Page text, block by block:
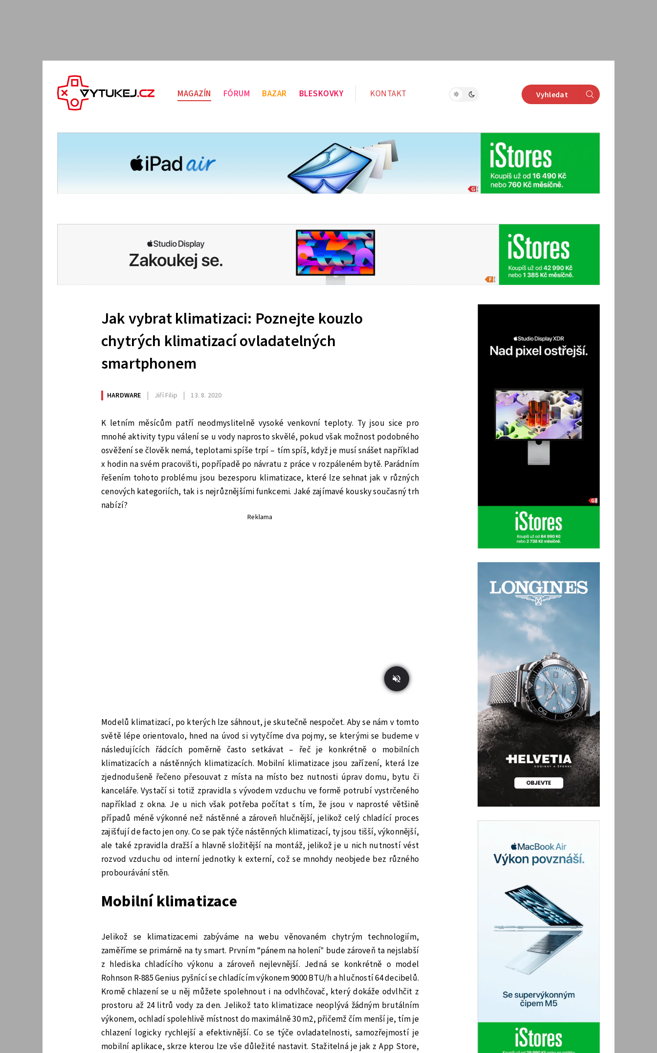
MAGAZÍN FÓRUM BAZAR BLESKOVKY KONTAKT Vyhledat
Jak vybrat klimatizaci: Poznejte kouzlo
chytrých klimatizací ovladatelných
smartphonem
HARDWARE Jiří Filip 13. 8. 2020
K letním měsícům patří neodmyslitelně vysoké venkovní teploty. Ty jsou sice pro
mnohé aktivity typu válení se u vody naprosto skvělé, pokud však možnost podobného
osvěžení se člověk nemá, teplotami spíše trpí – tím spíš, když je musí snášet například
x hodin na svém pracovišti, popřípadě po návratu z práce v rozpáleném bytě. Parádním
řešením tohoto problému jsou bezesporu klimatizace, které lze sehnat jak v různých
cenových kategoriích, tak i s nejrůznějšími funkcemi. Jaké zajímavé kousky současný trh
nabízí?
Reklama
Modelů klimatizací, po kterých lze sáhnout, je skutečně nespočet. Aby se nám v tomto
světě lépe orientovalo, hned na úvod si vytyčíme dva pojmy, se kterými se budeme v
následujících řádcích poměrně často setkávat – řeč je konkrétně o mobilních
klimatizacích a nástěnných klimatizacích. Mobilní klimatizace jsou zařízení, která lze
zjednodušeně řečeno přesouvat z místa na místo bez nutnosti úprav domu, bytu či
kanceláře. Vystačí si totiž zpravidla s vývodem vzduchu ve formě potrubí vystrčeného
například z okna. Je u nich však potřeba počítat s tím, že jsou v naprosté většině
případů méně výkonné než nástěnné a zároveň hlučnější, jelikož celý chladící proces
zajišťují de facto jen ony. Co se pak týče nástěnných klimatizací, ty jsou tišší, výkonnější,
ale také zpravidla dražší a hlavně složitější na montáž, jelikož je u nich nutností vést
rozvod vzduchu od interní jednotky k externí, což se mnohdy neobjede bez různého
probourávání stěn.
Mobilní klimatizace
Jelikož se klimatizacemi zabýváme na webu věnovaném chytrým technologiím,
zaměříme se primárně na ty smart. Prvním “pánem na holení” bude zároveň ta nejslabší
z hlediska chladícího výkonu a zároveň nejlevnější. Jedná se konkrétně o model
Rohnson R-885 Genius pyšnící se chladícím výkonem 9000 BTU/h a hlučností 64 decibelů.
Kromě chlazení se u něj můžete spolehnout i na odvlhčovač, který dokáže odvlhčit z
prostoru až 24 litrů vody za den. Jelikož tato klimatizace neoplývá žádným brutálním
výkonem, ochladí spolehlivě místnost do maximálně 30 m2, přičemž čím menší je, tím je
chlazení logicky rychlejší a efektivnější. Co se týče ovladatelnosti, samozřejmostí je
mobilní aplikace, skrze kterou lze vše důležité nastavit. Stažitelná je jak z App Store,